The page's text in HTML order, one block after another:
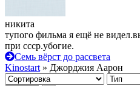
никита
тупого фильма я ещё не
при ссср.убогие.
Семь вёрст до рассвета
Kinostart » Джорджия Аарон